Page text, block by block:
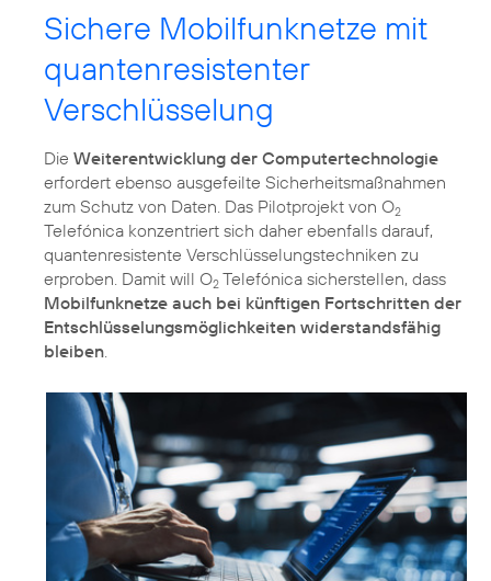
Sichere Mobilfunknetze mit
quantenresistenter
Verschlüsselung
Die Weiterentwicklung der Computertechnologie
erfordert ebenso ausgefeilte Sicherheitsmaßnahmen
zum Schutz von Daten. Das Pilotprojekt von O2
Telefónica konzentriert sich daher ebenfalls darauf,
quantenresistente Verschlüsselungstechniken zu
erproben. Damit will O2 Telefónica sicherstellen, dass
Mobilfunknetze auch bei künftigen Fortschritten der
Entschlüsselungsmöglichkeiten widerstandsfähig
bleiben.